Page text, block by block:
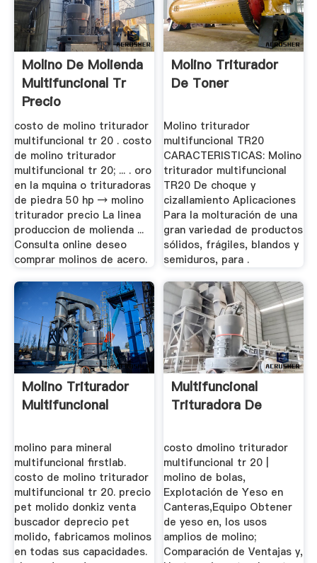
Molino De Molienda
Multifuncional Tr
Precio
costo de molino triturador
multifuncional tr 20 . costo
de molino triturador
multifuncional tr 20; ... . oro
en la mquina o trituradoras
de piedra 50 hp → molino
triturador precio La linea
produccion de molienda ...
Consulta online deseo
comprar molinos de acero.
Molino Triturador
De Toner
Molino triturador
multifuncional TR20
CARACTERISTICAS: Molino
triturador multifuncional
TR20 De choque y
cizallamiento Aplicaciones
Para la molturación de una
gran variedad de productos
sólidos, frágiles, blandos y
semiduros, para .
Molino Triturador
Multifuncional
molino para mineral
multifuncional firstlab.
costo de molino triturador
multifuncional tr 20. precio
pet molido donkiz venta
buscador deprecio pet
molido, fabricamos molinos
en todas sus capacidades.
Multifuncional
Trituradora De
costo dmolino triturador
multifuncional tr 20 |
molino de bolas,
Explotación de Yeso en
Canteras,Equipo Obtener
de yeso en, los usos
amplios de molino;
Comparación de Ventajas y,